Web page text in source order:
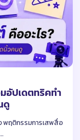
อัปเดตทริคทำ
ดู
พฤติกรรมการเสพสื่อ